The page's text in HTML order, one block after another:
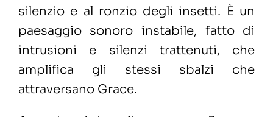
silenzio e al ronzio degli insetti. È un
paesaggio sonoro instabile, fatto di
intrusioni e silenzi trattenuti, che
amplifica gli stessi sbalzi che
attraversano Grace.